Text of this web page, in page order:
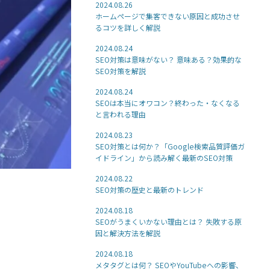
2024.08.26
ホームページで集客できない原因と成功させ
るコツを詳しく解説
2024.08.24
SEO対策は意味がない？ 意味ある？効果的な
SEO対策を解説
2024.08.24
SEOは本当にオワコン？終わった・なくなる
と言われる理由
2024.08.23
SEO対策とは何か？「Google検索品質評価ガ
イドライン」から読み解く最新のSEO対策
2024.08.22
SEO対策の歴史と最新のトレンド
2024.08.18
SEOがうまくいかない理由とは？ 失敗する原
因と解決方法を解説
2024.08.18
メタタグとは何？ SEOやYouTubeへの影響、